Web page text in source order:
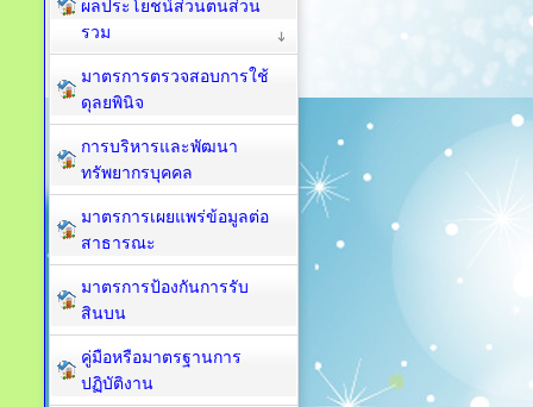
ผลประโยชน์ส่วนตนส่วน
รวม
มาตรการตรวจสอบการใช้
ดุลยพินิจ
การบริหารและพัฒนา
ทรัพยากรบุคคล
มาตรการเผยแพร่ข้อมูลต่อ
สาธารณะ
มาตรการป้องกันการรับ
สินบน
คู่มือหรือมาตรฐานการ
ปฏิบัติงาน